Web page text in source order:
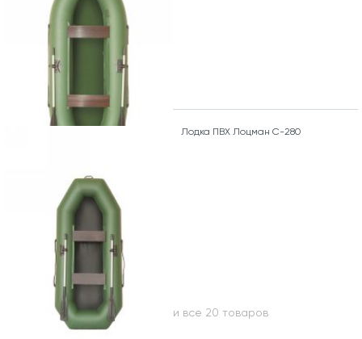
Лодка ПВХ Лоцман С-280
Вы посмотрели все 20 товаров